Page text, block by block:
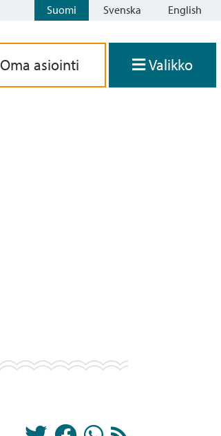
Suomi Svenska English
Oma asiointi Valikko